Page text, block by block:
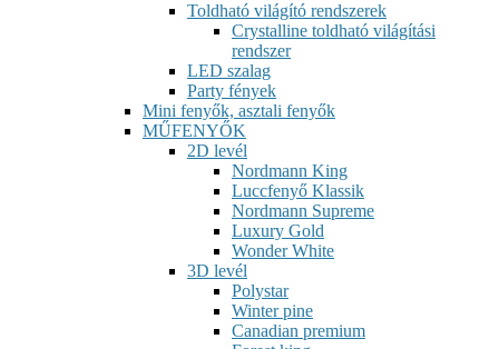
Toldható világító rendszerek
Crystalline toldható világítási
rendszer
LED szalag
Party fények
Mini fenyők, asztali fenyők
MŰFENYŐK
2D levél
Nordmann King
Luccfenyő Klassik
Nordmann Supreme
Luxury Gold
Wonder White
3D levél
Polystar
Winter pine
Canadian premium